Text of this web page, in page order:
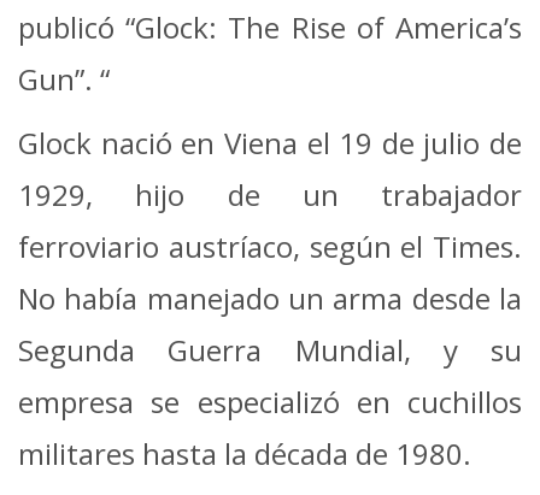
publicó “Glock: The Rise of America’s
Gun”. “
Glock nació en Viena el 19 de julio de
1929, hijo de un trabajador
ferroviario austríaco, según el Times.
No había manejado un arma desde la
Segunda Guerra Mundial, y su
empresa se especializó en cuchillos
militares hasta la década de 1980.